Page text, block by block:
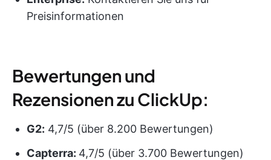
Preisinformationen
Bewertungen und
Rezensionen zu ClickUp:
G2: 4,7/5 (über 8.200 Bewertungen)
Capterra: 4,7/5 (über 3.700 Bewertungen)